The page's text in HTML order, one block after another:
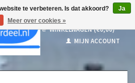
WINKELWAGEN (€0,00)
MIJN ACCOUNT
te verbeteren. Is dat akkoord?
Ja
Meer over cookies »